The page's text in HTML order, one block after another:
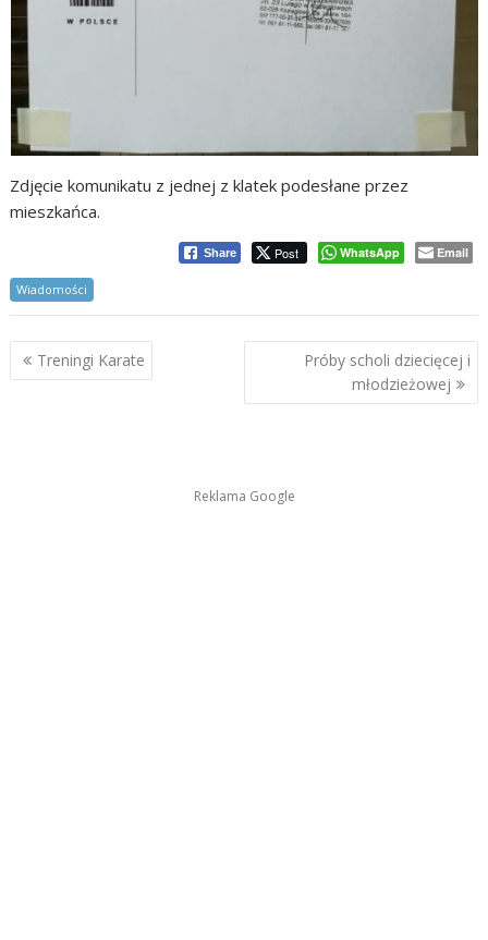
Zdjęcie komunikatu z jednej z klatek podesłane przez
mieszkańca.
Share Post WhatsApp Email
Wiadomości
Nawigacja
wpisu
Treningi Karate
Próby scholi dziecięcej i
młodzieżowej
Reklama Google